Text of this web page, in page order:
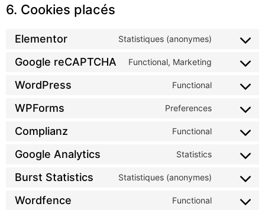
6. Cookies placés
Elementor Statistiques (anonymes)
Google reCAPTCHA Functional, Marketing
WordPress Functional
WPForms Preferences
Complianz Functional
Google Analytics Statistics
Burst Statistics Statistiques (anonymes)
Wordfence Functional